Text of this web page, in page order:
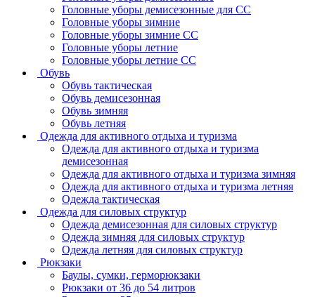
Головные уборы демисезонные для СС
Головные уборы зимние
Головные уборы зимние СС
Головные уборы летние
Головные уборы летние СС
Обувь
Обувь тактическая
Обувь демисезонная
Обувь зимняя
Обувь летняя
Одежда для активного отдыха и туризма
Одежда для активного отдыха и туризма
демисезонная
Одежда для активного отдыха и туризма зимняя
Одежда для активного отдыха и туризма летняя
Одежда тактическая
Одежда для силовых структур
Одежда демисезонная для силовых структур
Одежда зимняя для силовых структур
Одежда летняя для силовых структур
Рюкзаки
Баулы, сумки, герморюкзаки
Рюкзаки от 36 до 54 литров